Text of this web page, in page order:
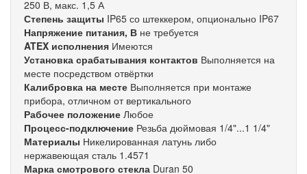
250 В, макс. 1,5 А
Степень защиты IP65 со штеккером, опционально IP67
Напряжение питания, В не требуется
ATEX исполнения Имеются
Установка срабатывания контактов Выполняется на
месте посредством отвёртки
Калибровка на месте Выполняется при монтаже
прибора, отличном от вертикального
Рабочее положение Любое
Процесс-подключение Резьба дюймовая 1/4"...1 1/4"
Материалы Никелированная латунь либо
нержавеющая сталь 1.4571
Марка смотрового стекла Duran 50